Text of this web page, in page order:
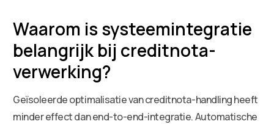
Waarom is systeemintegratie
belangrijk bij creditnota-
verwerking?
Geïsoleerde optimalisatie van creditnota-handling heeft
minder effect dan end-to-end-integratie. Automatische